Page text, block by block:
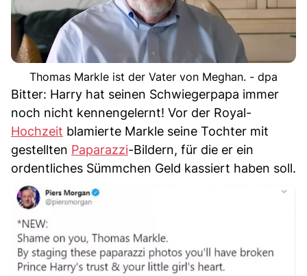
Thomas Markle ist der Vater von Meghan. - dpa
Bitter: Harry hat seinen Schwiegerpapa immer
noch nicht kennengelernt! Vor der Royal-
Hochzeit blamierte Markle seine Tochter mit
gestellten Paparazzi-Bildern, für die er ein
ordentliches Sümmchen Geld kassiert haben soll.